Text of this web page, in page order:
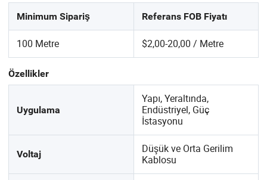
Minimum Sipariş Referans FOB Fiyatı
100 Metre $2,00-20,00 / Metre
Özellikler
Uygulama
Yapı, Yeraltında,
Endüstriyel, Güç
İstasyonu
Voltaj
Düşük ve Orta Gerilim
Kablosu